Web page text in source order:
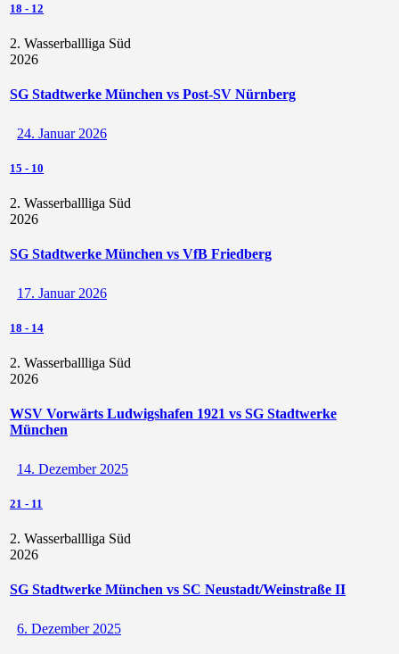
18 - 12
2. Wasserballliga Süd
2026
SG Stadtwerke München vs Post-SV Nürnberg
24. Januar 2026
15 - 10
2. Wasserballliga Süd
2026
SG Stadtwerke München vs VfB Friedberg
17. Januar 2026
18 - 14
2. Wasserballliga Süd
2026
WSV Vorwärts Ludwigshafen 1921 vs SG Stadtwerke
München
14. Dezember 2025
21 - 11
2. Wasserballliga Süd
2026
SG Stadtwerke München vs SC Neustadt/Weinstraße II
6. Dezember 2025